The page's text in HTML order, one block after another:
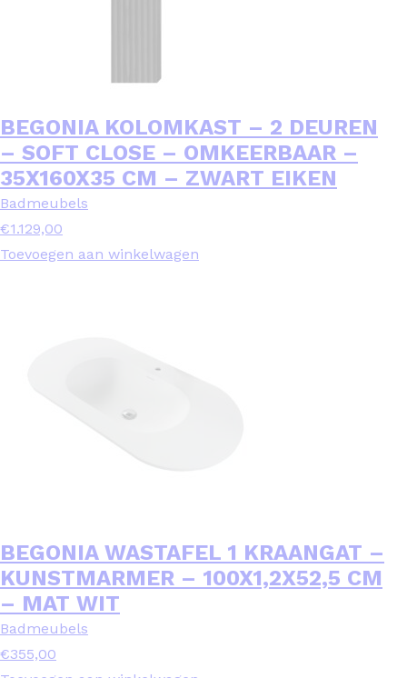
BEGONIA KOLOMKAST – 2 DEUREN
– SOFT CLOSE – OMKEERBAAR –
35X160X35 CM – ZWART EIKEN
Badmeubels
€1.129,00
Toevoegen aan winkelwagen
BEGONIA WASTAFEL 1 KRAANGAT –
KUNSTMARMER – 100X1,2X52,5 CM
– MAT WIT
Badmeubels
€355,00